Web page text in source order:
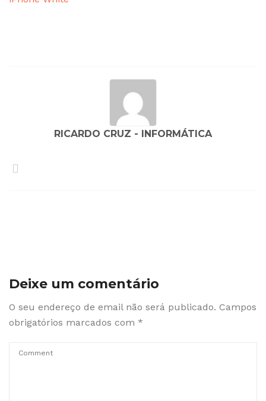
RICARDO CRUZ - INFORMÁTICA
Deixe um comentário
O seu endereço de email não será publicado. Campos
obrigatórios marcados com *